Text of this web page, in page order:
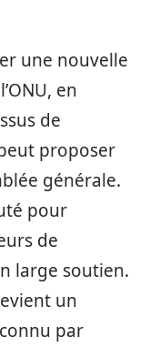
une nouvelle
en
de
proposer
générale.
pour
de
large soutien.
un
par